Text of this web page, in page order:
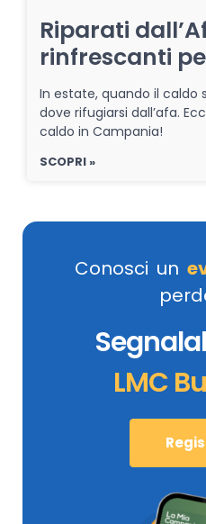
Riparati
rinfrescanti
In estate, quando il caldo
dove rifugiarsi dall’afa.
caldo in Campania!
SCOPRI »
Conosci un
LMC